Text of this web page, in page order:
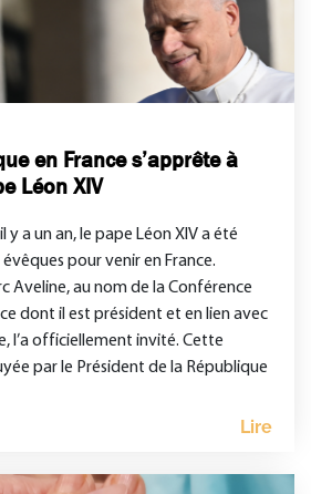
en France s’apprête à
Léon XIV
y a un an, le pape Léon XIV a été
pour venir en France.
Aveline, au nom de la Conférence
dont il est président et en lien avec
l’a officiellement invité. Cette
par le Président de la République
Lire